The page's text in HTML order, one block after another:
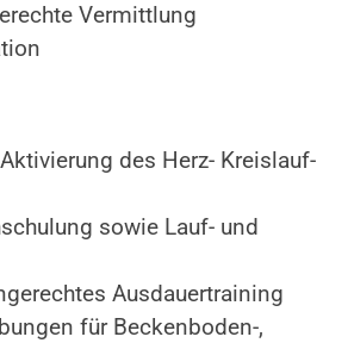
Vermittlung
des Herz- Kreislauf-
sowie Lauf- und
Ausdauertraining
für Beckenboden-,